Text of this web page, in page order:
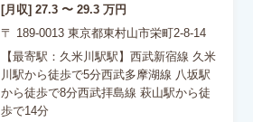
[月収] 27.3 〜 29.3 万円
〒 189-0013 東京都東村山市栄町2-8-14
【最寄駅：久米川駅駅】西武新宿線 久米
川駅から徒歩で5分西武多摩湖線 八坂駅
から徒歩で8分西武拝島線 萩山駅から徒
歩で14分